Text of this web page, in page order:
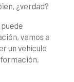
¿verdad?
vamos a
un vehículo